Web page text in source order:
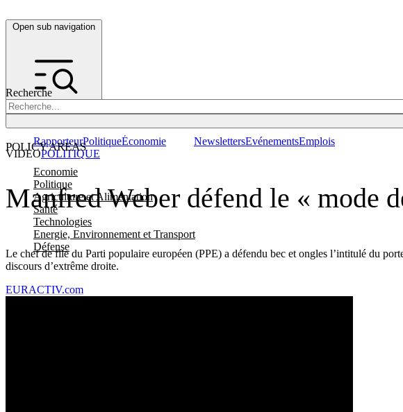
Open sub navigation
Recherche
POLICY AREAS
Economie
Politique
Agriculture et Alimentation
Santé
Technologies
Energie, Environnement et Transport
Défense
RapporteurPolitiqueÉconomie NewslettersEvénementsEmplois
Manfred Weber défend le « mode
Le chef de file du Parti populaire européen (PPE) a défendu bec et ongles l’intitulé du
discours d’extrême droite.
VIDEOPOLITIQUE
EURACTIV.com